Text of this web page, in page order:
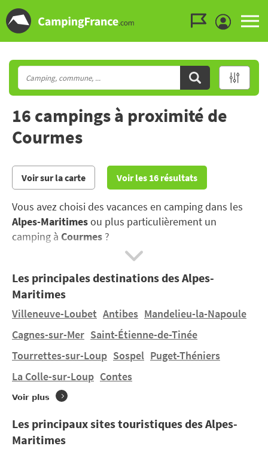
16 campings à proximité de
Courmes
Voir sur la carte Voir les 16 résultats
Vous avez choisi des vacances en camping dans les
Alpes-Maritimesou plus particulièrement un
camping à Courmes ?
méditerranéenne pendant vos vacances au camping
dans les Alpes-Maritimes, des stations balnéaires de
la Côte d’Azur à l'arrière-pays.
Aucun camping ne se trouve directement à
En revanche, CampingFrance.com vous aide à trouver
un des 4 campings à proximité de Courmes : 1
camping àVence à 7,36 km
Mer à 13,26 km
Les principales destinations des Alpes-
Maritimes
Villeneuve-Loubet Antibes Mandelieu-la-Napoule
Cagnes-sur-Mer Saint-Étienne-de-Tinée
Tourrettes-sur-Loup Sospel Puget-Théniers
La Colle-sur-Loup Contes
Voir plus
Les principaux sites touristiques des Alpes-
Maritimes